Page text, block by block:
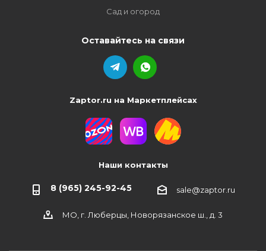
Сад и огород
Оставайтесь на связи
Zaptor.ru на Маркетплейсах
Наши контакты
8 (965) 245-92-45 sale@zaptor.ru
МО, г. Люберцы, Новорязанское ш., д. 3